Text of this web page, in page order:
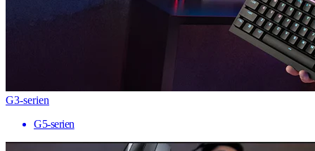
G3-serien
G5-serien